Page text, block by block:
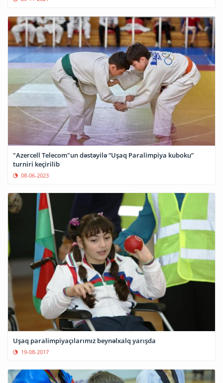
"Azercell Telecom"un dəstəyilə “Uşaq Paralimpiya kuboku”
turniri keçirilib
08-06-2023
Uşaq paralimpiyaçılarımız beynəlxalq yarışda
19-08-2017